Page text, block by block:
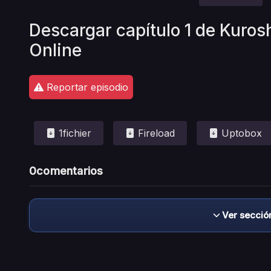
Descargar capítulo 1 de
Online
Reportar episodio
1fichier Fireload Uptobox
0comentarios
Ver